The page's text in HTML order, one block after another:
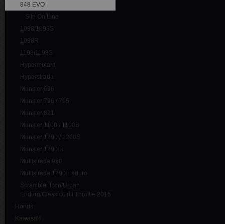
848 EVO
Slip On Line
1098/1098S
1098R
1198/1198S
Hypermotard
Hyperstrada
Monster 696
Monster 796 / 795
Monster 821
Monster 1100 / 1100S
Monster 1200 / 1200S
Monster 1200 R
Multistrada 950
Multistrada 1200 Enduro
Scrambler Icon/Urban
Enduro/Classic/Full Throttle 2015
Honda
Kawasaki